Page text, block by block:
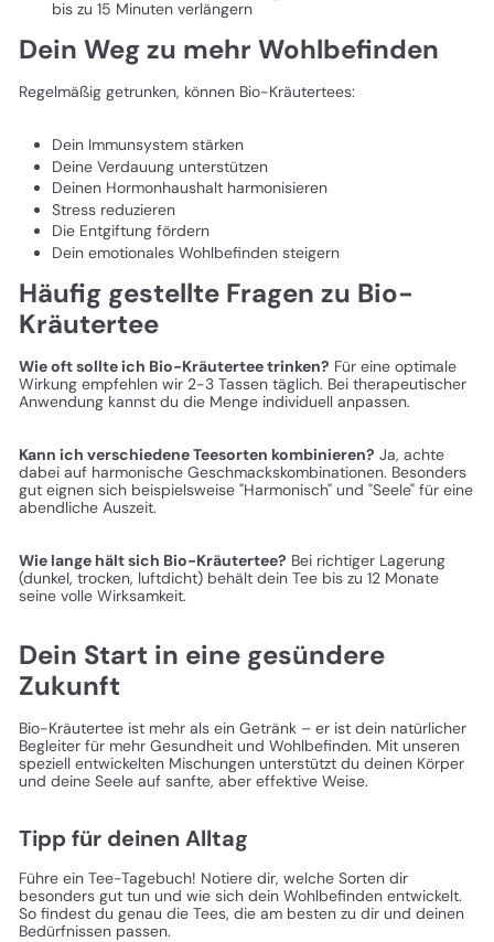
bis zu 15 Minuten verlängern
Dein Weg zu mehr Wohlbefinden
Regelmäßig getrunken, können Bio-Kräutertees:
Dein Immunsystem stärken
Deine Verdauung unterstützen
Deinen Hormonhaushalt harmonisieren
Stress reduzieren
Die Entgiftung fördern
Dein emotionales Wohlbefinden steigern
Häufig gestellte Fragen zu Bio-
Kräutertee
Wie oft sollte ich Bio-Kräutertee trinken? Für eine optimale
Wirkung empfehlen wir 2-3 Tassen täglich. Bei therapeutischer
Anwendung kannst du die Menge individuell anpassen.
Kann ich verschiedene Teesorten kombinieren? Ja, achte
dabei auf harmonische Geschmackskombinationen. Besonders
gut eignen sich beispielsweise "Harmonisch" und "Seele" für eine
abendliche Auszeit.
Wie lange hält sich Bio-Kräutertee? Bei richtiger Lagerung
(dunkel, trocken, luftdicht) behält dein Tee bis zu 12 Monate
seine volle Wirksamkeit.
Dein Start in eine gesündere
Zukunft
Bio-Kräutertee ist mehr als ein Getränk – er ist dein natürlicher
Begleiter für mehr Gesundheit und Wohlbefinden. Mit unseren
speziell entwickelten Mischungen unterstützt du deinen Körper
und deine Seele auf sanfte, aber effektive Weise.
Tipp für deinen Alltag
Führe ein Tee-Tagebuch! Notiere dir, welche Sorten dir
besonders gut tun und wie sich dein Wohlbefinden entwickelt.
So findest du genau die Tees, die am besten zu dir und deinen
Bedürfnissen passen.